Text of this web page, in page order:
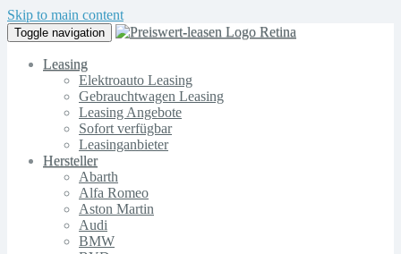
Skip to main content
Toggle navigation
Leasing
Elektroauto Leasing
Gebrauchtwagen Leasing
Leasing Angebote
Sofort verfügbar
Leasinganbieter
Hersteller
Abarth
Alfa Romeo
Aston Martin
Audi
BMW